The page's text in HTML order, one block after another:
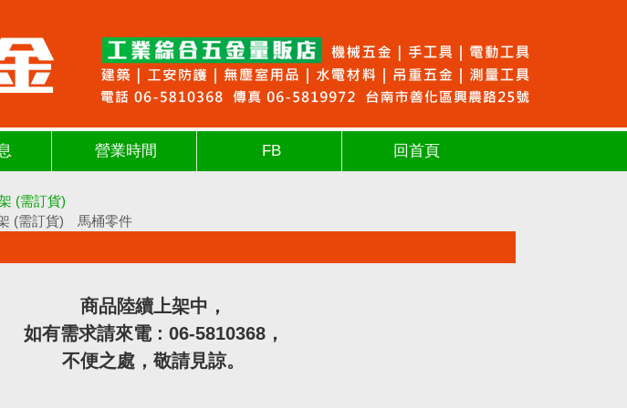
營業時間 FB 回首頁
(需訂貨)
(需訂貨) 馬桶零件
商品陸續上架中，
如有需求請來電 : 06-5810368，
不便之處，敬請見諒。